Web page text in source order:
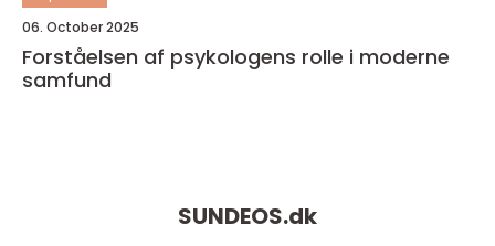
06. October 2025
Forståelsen af psykologens rolle i moderne
samfund
SUNDEOS.dk